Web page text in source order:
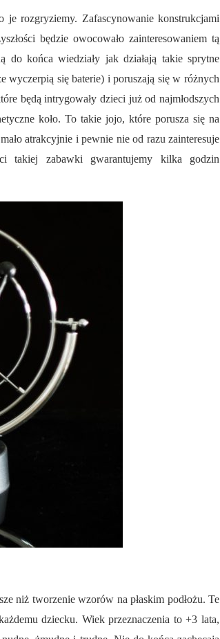
rozgryziemy. Zafascynowanie konstrukcjami
będzie owocowało zainteresowaniem tą
końca wiedziały jak działają takie sprytne
się baterie) i poruszają się w różnych
będą intrygowały dzieci już od najmłodszych
koło. To takie jojo, które porusza się na
atrakcyjnie i pewnie nie od razu zainteresuje
takiej zabawki gwarantujemy kilka godzin
niż tworzenie wzorów na płaskim podłożu. Te
dziecku. Wiek przeznaczenia to +3 lata,